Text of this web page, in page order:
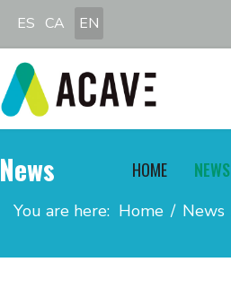
Select your language
ES CA EN
HOME NEWS
News
You are here: Home News